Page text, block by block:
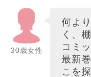
30歳女性
何よ
く、
コミ
最新
こを